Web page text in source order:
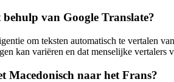
van Google Translate?
om teksten automatisch te vertalen
kan variëren en dat menselijke
Macedonisch naar het Frans?